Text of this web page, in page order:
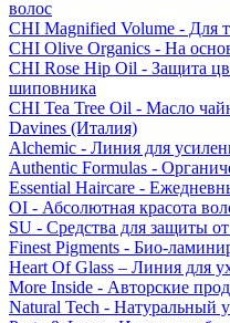
волос
CHI Magnified Volume - Для
CHI Olive Organics - На
CHI Rose Hip Oil - Защита
шиповника
CHI Tea Tree Oil - Масло
Davines (Италия)
Alchemic - Линия для
Authentic Formulas -
Essential Haircare -
OI - Абсолютная красота
SU - Средства для защиты
Finest Pigments - Био-
Heart Of Glass – Линия для
More Inside - Авторские
Natural Tech - Натуральный